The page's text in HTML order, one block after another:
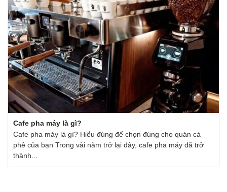
Cafe pha máy là gì?
Cafe pha máy là gì? Hiểu đúng để chọn đúng cho quán cà
phê của bạn Trong vài năm trở lại đây, cafe pha máy đã trở
thành...